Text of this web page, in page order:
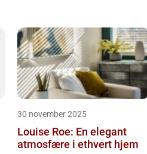
30 november 2025
Louise Roe: En elegant
atmosfære i ethvert hjem